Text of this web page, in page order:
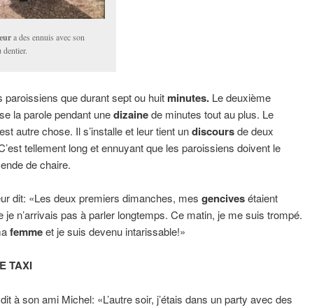
a des ennuis avec son
dentier.
paroissiens que durant sept ou huit minutes.Le deuxième
la parole pendant unedizainede minutes tout au plus. Le
autre chose. Il s’installe et leur tient undiscoursde deux
tellement long et ennuyant que les paroissiens doivent le
de chaire.
dit: «Les deux premiers dimanches, mes gencivesétaient
je n’arrivais pas à parler longtemps. Ce matin, je me suis trompé.
femmeet je suis devenu intarissable!»
TAXI
à son ami Michel: «L’autre soir, j’étais dans un party avec des